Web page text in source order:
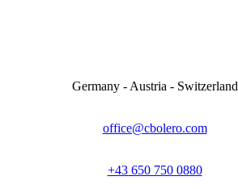
Germany - Austria - Switzerland
office@cbolero.com
+43 650 750 0880